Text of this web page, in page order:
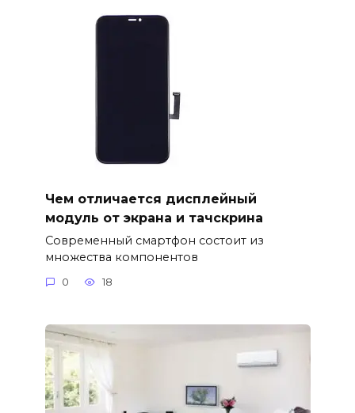
Чем отличается дисплейный
модуль от экрана и тачскрина
Современный смартфон состоит из
множества компонентов
0 18